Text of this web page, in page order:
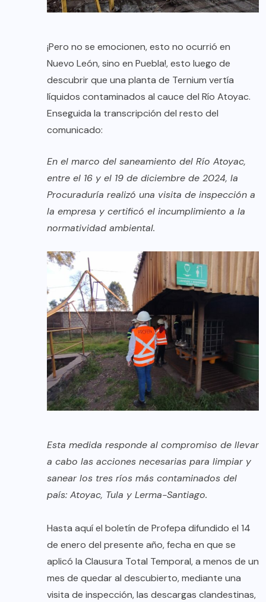
¡Pero no se emocionen, esto no ocurrió en
Nuevo León, sino en Puebla!, esto luego de
descubrir que una planta de Ternium vertía
líquidos contaminados al cauce del Río Atoyac.
Enseguida la transcripción del resto del
comunicado:
En el marco del saneamiento del Río Atoyac,
entre el 16 y el 19 de diciembre de 2024, la
Procuraduría realizó una visita de inspección a
la empresa y certificó el incumplimiento a la
normatividad ambiental.
Esta medida responde al compromiso de llevar
a cabo las acciones necesarias para limpiar y
sanear los tres ríos más contaminados del
país: Atoyac, Tula y Lerma-Santiago.
Hasta aquí el boletín de Profepa difundido el 14
de enero del presente año, fecha en que se
aplicó la Clausura Total Temporal, a menos de un
mes de quedar al descubierto, mediante una
visita de inspección, las descargas clandestinas,